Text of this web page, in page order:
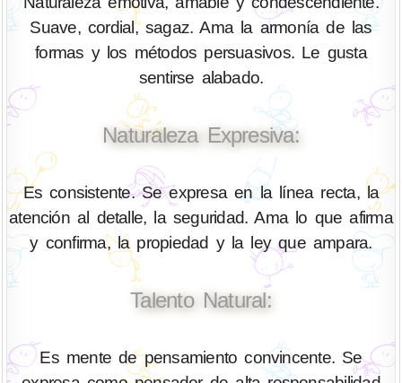
Suave, cordial, sagaz. Ama la armonía de las
formas y los métodos persuasivos. Le gusta
sentirse alabado.
Naturaleza Expresiva:
Es consistente. Se expresa en la línea recta, la
atención al detalle, la seguridad. Ama lo que afirma
y confirma, la propiedad y la ley que ampara.
Talento Natural:
Es mente de pensamiento convincente. Se